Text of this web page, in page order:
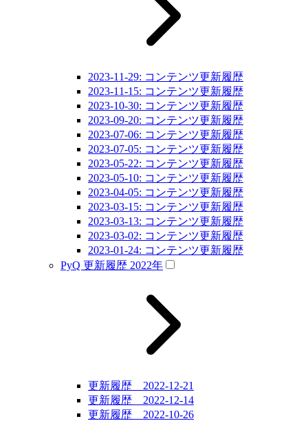
2023-11-29: コンテンツ更新履歴
2023-11-15: コンテンツ更新履歴
2023-10-30: コンテンツ更新履歴
2023-09-20: コンテンツ更新履歴
2023-07-06: コンテンツ更新履歴
2023-07-05: コンテンツ更新履歴
2023-05-22: コンテンツ更新履歴
2023-05-10: コンテンツ更新履歴
2023-04-05: コンテンツ更新履歴
2023-03-15: コンテンツ更新履歴
2023-03-13: コンテンツ更新履歴
2023-03-02: コンテンツ更新履歴
2023-01-24: コンテンツ更新履歴
PyQ 更新履歴 2022年
更新履歴 2022-12-21
更新履歴 2022-12-14
更新履歴 2022-10-26